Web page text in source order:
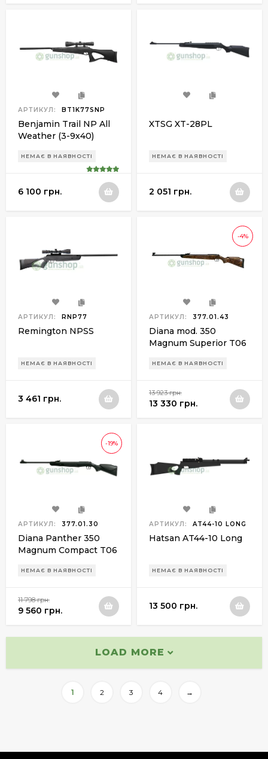
АРТИКУЛ: BT1K77SNP
Benjamin Trail NP All
Weather (3-9х40)
НЕМАЄ В НАЯВНОСТІ
6 100 грн.
XTSG XT-28PL
НЕМАЄ В НАЯВНОСТІ
2 051 грн.
АРТИКУЛ: RNP77
Remington NPSS
НЕМАЄ В НАЯВНОСТІ
3 461 грн.
-4%
АРТИКУЛ: 377.01.43
Diana mod. 350
Magnum Superior T06
НЕМАЄ В НАЯВНОСТІ
13 923 грн.
13 330 грн.
-19%
АРТИКУЛ: 377.01.30
Diana Panther 350
Magnum Compact T06
НЕМАЄ В НАЯВНОСТІ
11 798 грн.
9 560 грн.
АРТИКУЛ: AT44-10 LONG
Hatsan AT44-10 Long
НЕМАЄ В НАЯВНОСТІ
13 500 грн.
LOAD MORE
1 2 3 4 →